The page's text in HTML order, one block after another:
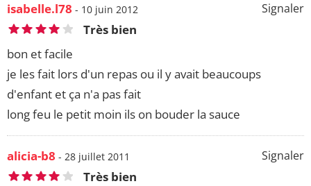
Signaler
isabelle.l78 - 10 juin 2012
Très bien
bon et facile
je les fait lors d'un repas ou il y avait beaucoups
d'enfant et ça n'a pas fait
long feu le petit moin ils on bouder la sauce
Signaler
alicia-b8 - 28 juillet 2011
Très bien